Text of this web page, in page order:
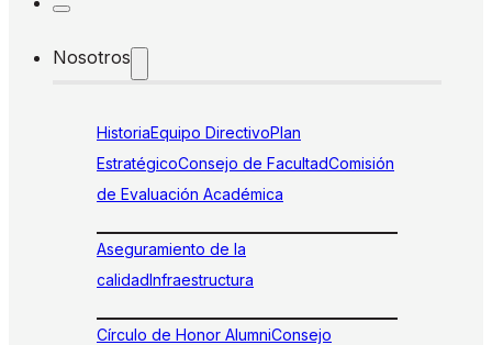
Nosotros
HistoriaEquipo DirectivoPlan
EstratégicoConsejo de FacultadComisión
de Evaluación Académica
Aseguramiento de la
calidadInfraestructura
Círculo de Honor AlumniConsejo